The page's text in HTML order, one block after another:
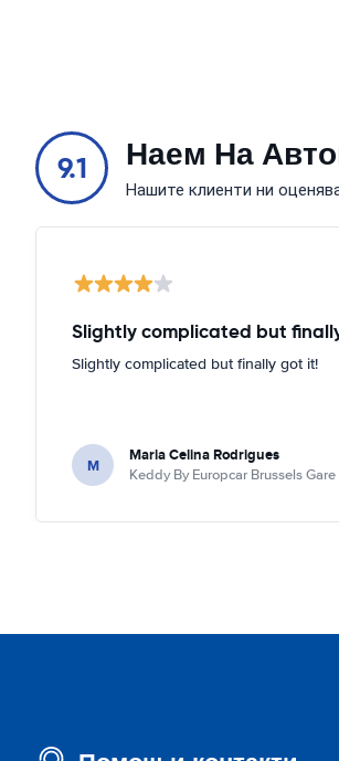
9.1 Наем На
Нашите клиенти ни
Slightly complicated but
Slightly complicated but finally got it!
M Maria Celina Rodrigues
Keddy By Europcar Brussels